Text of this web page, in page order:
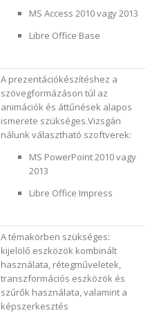
MS Access 2010 vagy 2013
Libre Office Base
A prezentációkészítéshez a
szövegformázáson túl az
animációk és áttűnések alapos
ismerete szükséges.Vizsgán
nálunk választható szoftverek:
MS PowerPoint 2010 vagy
2013
Libre Office Impress
A témakörben szükséges:
kijelölő eszközök kombinált
használata, rétegműveletek,
transzformációs eszközök és
szűrők használata, valamint a
képszerkesztés